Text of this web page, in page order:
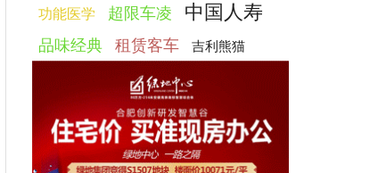
功能医学 超限车凌 中国人寿
品味经典 租赁客车 吉利熊猫